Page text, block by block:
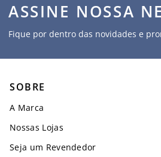
ASSINE NOSSA
Fique por dentro das novidades e
SOBRE
A Marca
Nossas Lojas
Seja um Revendedor